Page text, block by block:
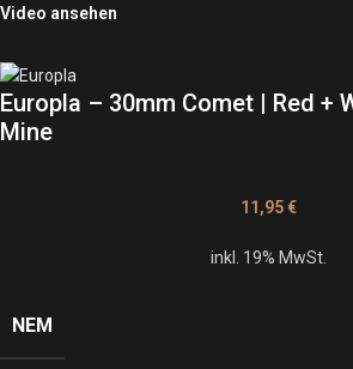
Video ansehen
Europla – 30mm Comet | Red +
Mine
11,95€
inkl. 19% MwSt.
NEM